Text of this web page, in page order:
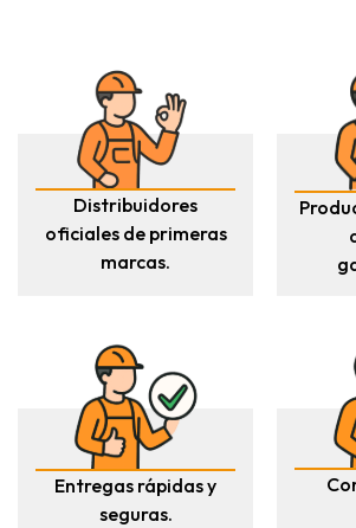
Distribuidores
oficiales de primeras
marcas.
Entregas rápidas y
seguras.